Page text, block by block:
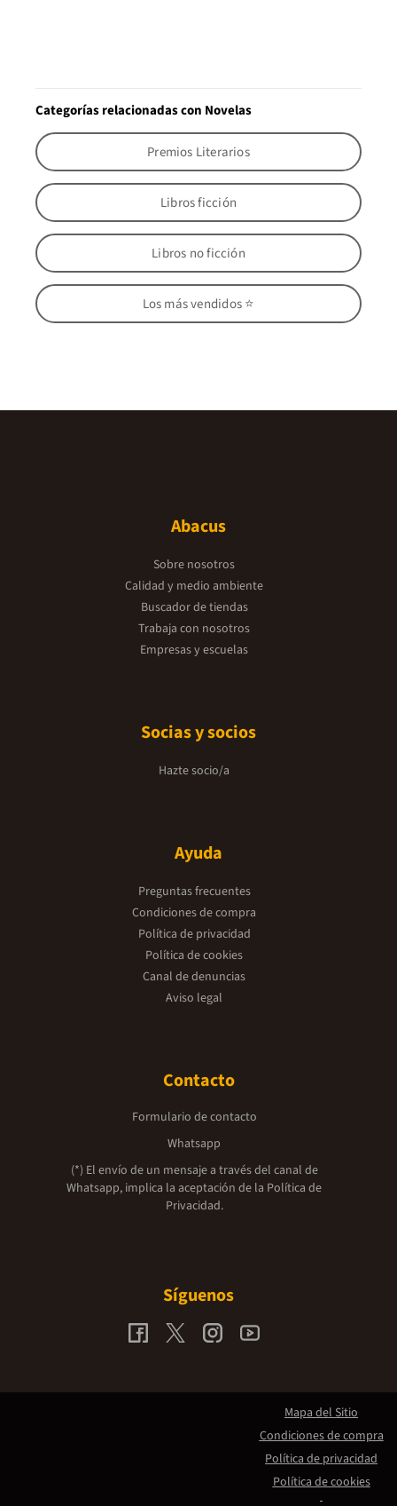
Categorías relacionadas con Novelas
Premios Literarios
Libros ficción
Libros no ficción
Los más vendidos ⭐
Abacus
Sobre nosotros
Calidad y medio ambiente
Buscador de tiendas
Trabaja con nosotros
Empresas y escuelas
Socias y socios
Hazte socio/a
Ayuda
Preguntas frecuentes
Condiciones de compra
Política de privacidad
Política de cookies
Canal de denuncias
Aviso legal
Contacto
Formulario de contacto
Whatsapp
(*) El envío de un mensaje a través del canal de
Whatsapp, implica la aceptación de la Política de
Privacidad.
Síguenos
Mapa del Sitio
Condiciones de compra
Política de privacidad
Política de cookies